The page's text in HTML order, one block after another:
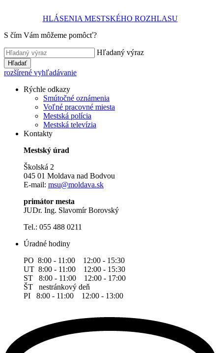
HLÁSENIA MESTSKÉHO ROZHLASU
S čím Vám môžeme pomôcť?
Hľadaný výraz
Hľadať
rozšírené vyhľadávanie
Rýchle odkazy
Smútočné oznámenia
Voľné pracovné miesta
Mestská polícia
Mestská televízia
Kontakty
Mestský úrad
Školská 2
045 01 Moldava nad Bodvou
E-mail: msu@moldava.sk
primátor mesta
JUDr. Ing. Slavomír Borovský
Tel.: 055 488 0211
Úradné hodiny
PO 8:00 - 11:00 12:00 - 15:30
UT 8:00 - 11:00 12:00 - 15:30
ST 8:00 - 11:00 12:00 - 17:00
ŠT nestránkový deň
PI 8:00 - 11:00 12:00 - 13:00